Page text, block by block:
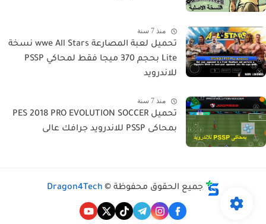
منذ 7 سنة
تحميل لعبة المصارعة wwe All Stars نسخة
Lite بحجم 370 ميجا فقط لمحاكي PSSP
للاندرويد
منذ 7 سنة
تحميل PES 2018 PRO EVOLUTION SOCCER
بمحاكى PSSP للاندرويد جرافك عالى
جميع الحقوق محفوظة © Dragon4Tech